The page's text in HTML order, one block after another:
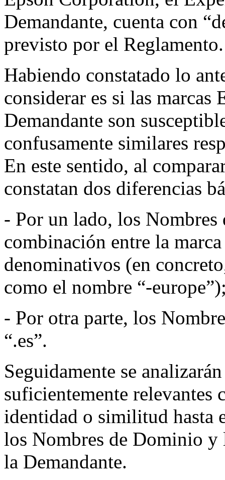
Demandante, cuenta con
previsto por el Reglamento.
Habiendo constatado lo
considerar es si las marcas
Demandante son
confusamente similares
En este sentido, al
constatan dos diferencias
- Por un lado, los Nombres
combinación entre la
denominativos (en
como el nombre “-
- Por otra parte, los
“.es”.
Seguidamente se
suficientemente relevantes
identidad o similitud hasta
los Nombres de Dominio y
la Demandante.